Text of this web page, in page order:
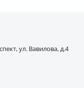
ул. Вавилова, д.4